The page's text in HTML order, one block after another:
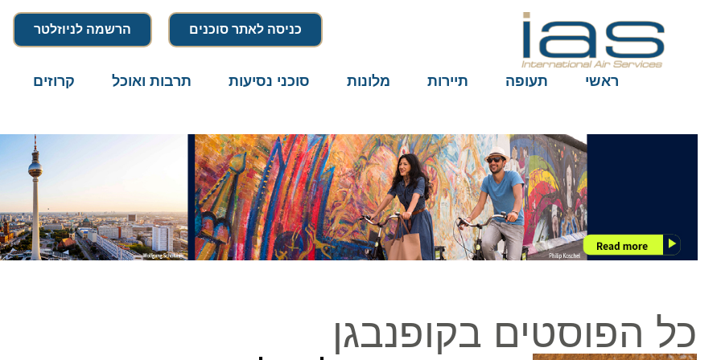
כניסה לאתר סוכנים הרשמה לניוזלטר
ראשי תעופה תיירות מלונות סוכני נסיעות תרבות ואוכל קרוזים
כל הפוסטים בקופנבגן